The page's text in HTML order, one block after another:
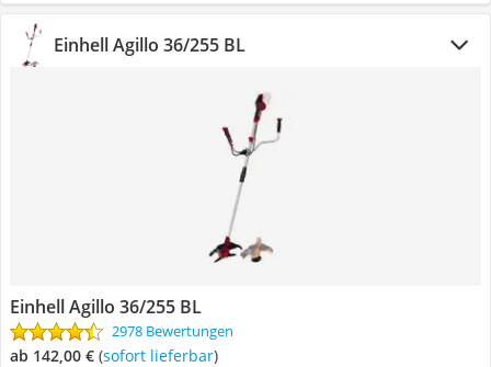
Einhell Agillo 36/255 BL
Einhell Agillo 36/255 BL
2978 Bewertungen
ab 142,00 € ( Sofort lieferbar)